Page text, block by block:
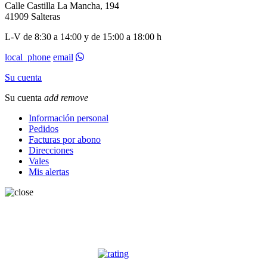
Calle Castilla La Mancha, 194
41909 Salteras
L-V de 8:30 a 14:00 y de 15:00 a 18:00 h
local_phone email
Su cuenta
Su cuenta add remove
Información personal
Pedidos
Facturas por abono
Direcciones
Vales
Mis alertas
OPINIONES CLIENTES